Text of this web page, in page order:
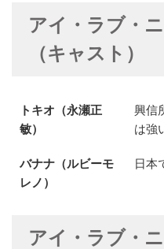
アイ・ラブ・
（キャスト）
トキオ（永瀬正
敏）
興信
は強
バナナ（ルビーモ
レノ）
日本
アイ・ラブ・